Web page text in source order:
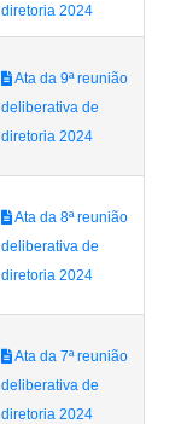
diretoria 2024
Ata da 9ª reunião
deliberativa de
diretoria 2024
Ata da 8ª reunião
deliberativa de
diretoria 2024
Ata da 7ª reunião
deliberativa de
diretoria 2024